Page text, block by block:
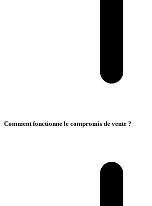
Comment fonctionne le compromis de vente ?